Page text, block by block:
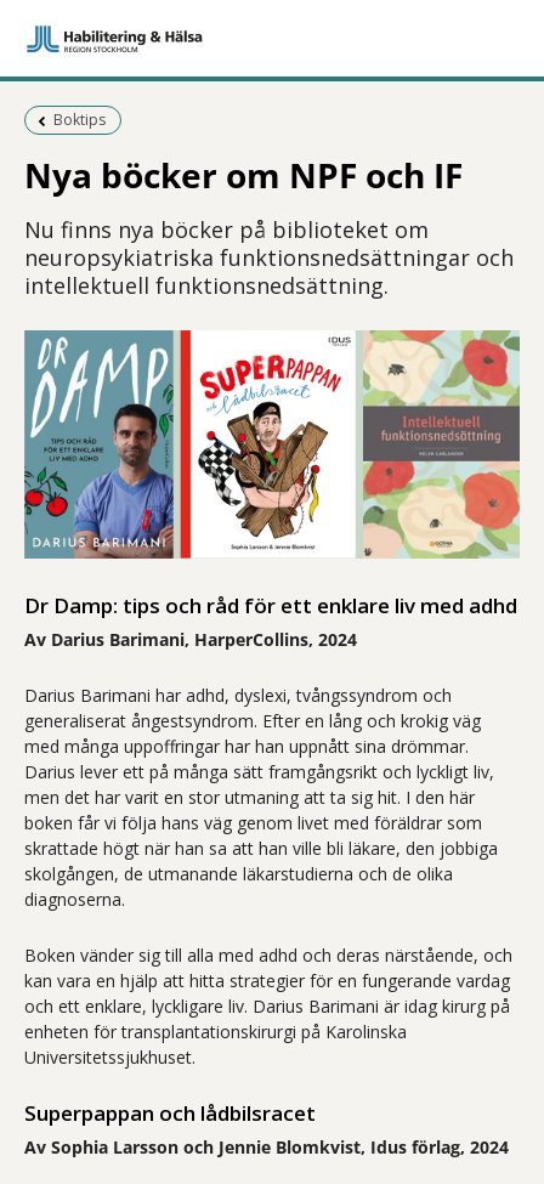
Föregående sida:
Boktips
Nya böcker om NPF och IF
Nu finns nya böcker på biblioteket om
neuropsykiatriska funktionsnedsättningar och
intellektuell funktionsnedsättning.
Dr Damp: tips och råd för ett enklare liv med adhd
Av Darius Barimani, HarperCollins, 2024
Darius Barimani har adhd, dyslexi, tvångssyndrom och
generaliserat ångestsyndrom. Efter en lång och krokig väg
med många uppoffringar har han uppnått sina drömmar.
Darius lever ett på många sätt framgångsrikt och lyckligt liv,
men det har varit en stor utmaning att ta sig hit. I den här
boken får vi följa hans väg genom livet med föräldrar som
skrattade högt när han sa att han ville bli läkare, den jobbiga
skolgången, de utmanande läkarstudierna och de olika
diagnoserna.
Boken vänder sig till alla med adhd och deras närstående, och
kan vara en hjälp att hitta strategier för en fungerande vardag
och ett enklare, lyckligare liv. Darius Barimani är idag kirurg på
enheten för transplantationskirurgi på Karolinska
Universitetssjukhuset.
Superpappan och lådbilsracet
Av Sophia Larsson och Jennie Blomkvist, Idus förlag, 2024